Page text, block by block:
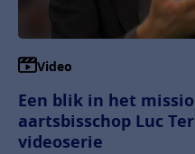
Video
Een blik in het
aartsbisschop Luc
videoserie